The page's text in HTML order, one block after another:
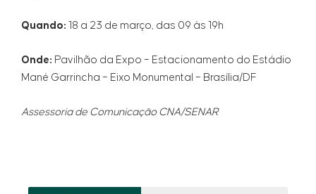
Quando: 18 a 23 de março, das 09 às 19h
Onde: Pavilhão da Expo – Estacionamento do Estádio
Mané Garrincha – Eixo Monumental – Brasília/DF
Assessoria de Comunicação CNA/SENAR